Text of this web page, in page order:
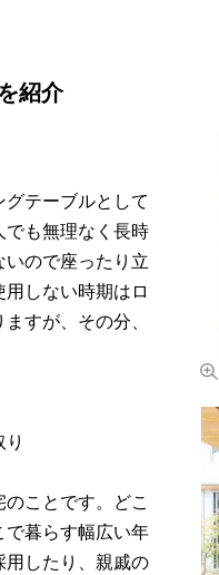
紹介
テーブルとして
も無理なく長時
ので座ったり立
しない時期はロ
すが、その分、
ことです。どこ
暮らす幅広い年
したり、親戚の